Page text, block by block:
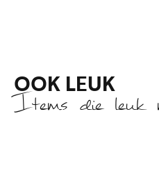
OOK LEUK
Items die leuk